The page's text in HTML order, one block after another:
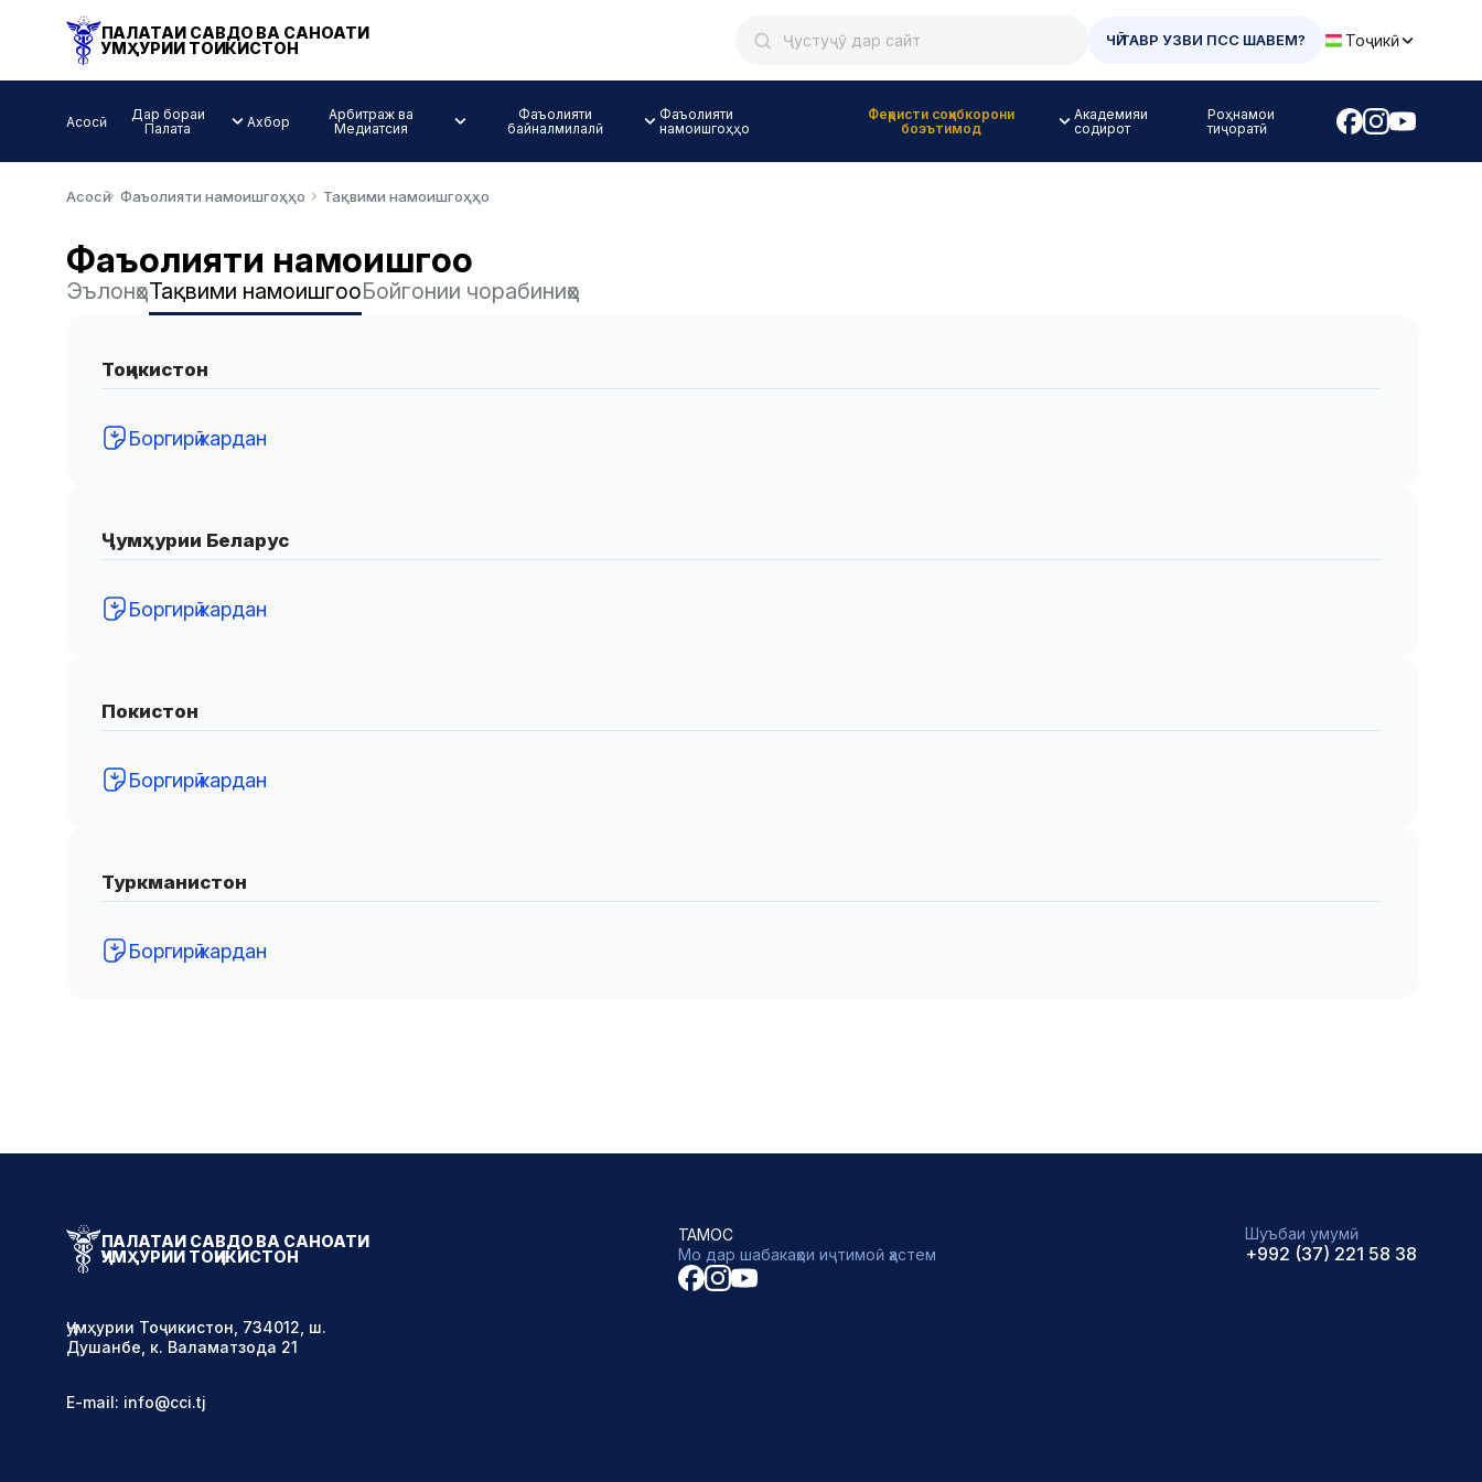
ПАЛАТАИ САВДО ВА САНОАТИ
ҶУМҲУРИИ ТОҶИКИСТОН
ЧӢ ТАВР УЗВИ ПСС ШАВЕМ? Тоҷикӣ
Асосӣ
Дар бораи
Палата
Ахбор
Арбитраж ва
Медиатсия
Фаъолияти
байналмилалӣ
Фаъолияти
намоишгоҳҳо
Феҳристи соҳибкорони
боэътимод
Академияи
содирот
Роҳнамои
тиҷоратӣ
Асосӣ Фаъолияти намоишгоҳҳо Тақвими намоишгоҳҳо
Фаъолияти намоишгоҳҳо
ЭълонҳоТақвими намоишгоҳҳоБойгонии чорабиниҳо
Тоҷикистон
Боргирӣ кардан
Ҷумҳурии Беларус
Боргирӣ кардан
Покистон
Боргирӣ кардан
Туркманистон
Боргирӣ кардан
ПАЛАТАИ САВДО ВА САНОАТИ
ҶУМҲУРИИ ТОҶИКИСТОН
Ҷумҳурии Тоҷикистон, 734012, ш.
Душанбе, к. Валаматзода 21
E-mail: info@cci.tj
ТАМОС
Мо дар шабакаҳои иҷтимоӣ ҳастем
Шуъбаи умумӣ
+992 (37) 221 58 38